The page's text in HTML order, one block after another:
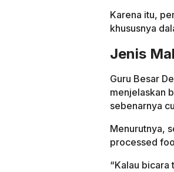
Karena itu,
khususnya
Jenis
Guru Besar
menjelaskan
sebenarnya
Menurutnya,
processed
“Kalau bicara